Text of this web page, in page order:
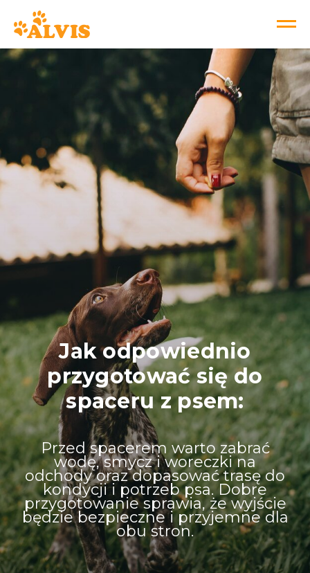
Jak odpowiednio
przygotować się do
spaceru z psem:
Przed spacerem warto zabrać
wodę, smycz i woreczki na
odchody oraz dopasować trasę do
kondycji i potrzeb psa. Dobre
przygotowanie sprawia, że wyjście
będzie bezpieczne i przyjemne dla
obu stron.